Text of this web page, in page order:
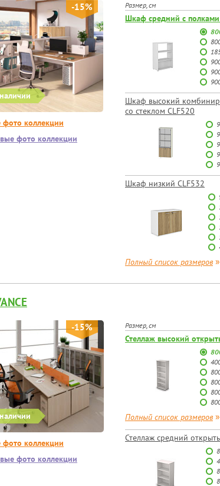
-15%
фото коллекции
фото коллекции
Размер, см
Шкаф средний с полками
Шкаф высокий
со стеклом CLF520
Шкаф низкий CLF532
Полный список размеров »
-15%
фото коллекции
фото коллекции
Размер, см
Стеллаж высокий
Полный список размеров »
Стеллаж средний